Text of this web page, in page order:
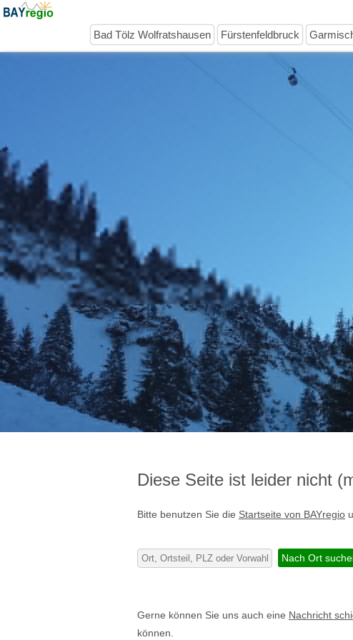
Bad Tölz Wolfratshausen Fürstenfeldbruck
Diese Seite ist leider nicht
Bitte benutzen Sie die Startseite von BAYregio
Gerne können Sie uns auch eine Nachricht
können.